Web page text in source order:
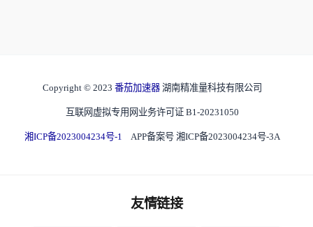
Copyright © 2023 番茄加速器 湖南精准量科技有限公司
互联网虚拟专用网业务许可证 B1-20231050
湘ICP备2023004234号-1 APP备案号 湘ICP备2023004234号-3A
友情链接